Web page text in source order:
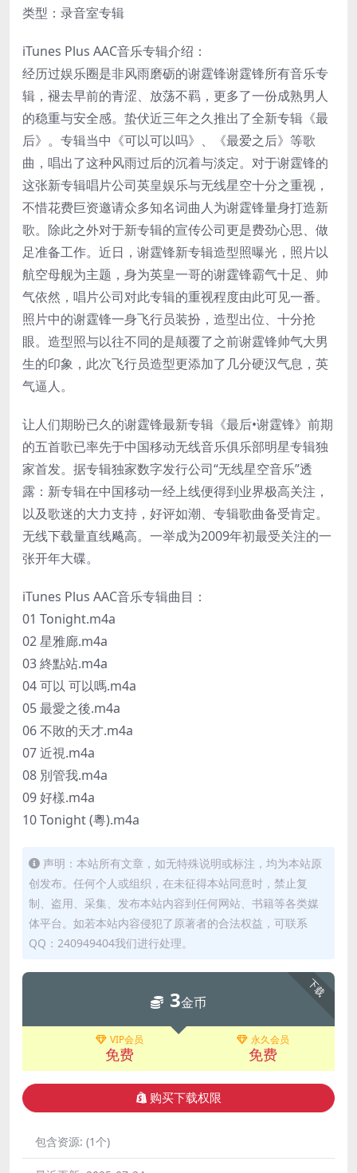
类型：录音室专辑
iTunes Plus AAC音乐专辑介绍：
经历过娱乐圈是非风雨磨砺的谢霆锋谢霆锋所有音乐专
辑，褪去早前的青涩、放荡不羁，更多了一份成熟男人
的稳重与安全感。蛰伏近三年之久推出了全新专辑《最
后》。专辑当中《可以可以吗》、《最爱之后》等歌
曲，唱出了这种风雨过后的沉着与淡定。对于谢霆锋的
这张新专辑唱片公司英皇娱乐与无线星空十分之重视，
不惜花费巨资邀请众多知名词曲人为谢霆锋量身打造新
歌。除此之外对于新专辑的宣传公司更是费劲心思、做
足准备工作。近日，谢霆锋新专辑造型照曝光，照片以
航空母舰为主题，身为英皇一哥的谢霆锋霸气十足、帅
气依然，唱片公司对此专辑的重视程度由此可见一番。
照片中的谢霆锋一身飞行员装扮，造型出位、十分抢
眼。造型照与以往不同的是颠覆了之前谢霆锋帅气大男
生的印象，此次飞行员造型更添加了几分硬汉气息，英
气逼人。
让人们期盼已久的谢霆锋最新专辑《最后•谢霆锋》前期
的五首歌已率先于中国移动无线音乐俱乐部明星专辑独
家首发。据专辑独家数字发行公司“无线星空音乐”透
露：新专辑在中国移动一经上线便得到业界极高关注，
以及歌迷的大力支持，好评如潮、专辑歌曲备受肯定。
无线下载量直线飚高。一举成为2009年初最受关注的一
张开年大碟。
iTunes Plus AAC音乐专辑曲目：
01 Tonight.m4a
02 星雅廊.m4a
03 終點站.m4a
04 可以 可以嗎.m4a
05 最愛之後.m4a
06 不敗的天才.m4a
07 近視.m4a
08 別管我.m4a
09 好樣.m4a
10 Tonight (粵).m4a
声明：本站所有文章，如无特殊说明或标注，均为本站原
创发布。任何个人或组织，在未征得本站同意时，禁止复
制、盗用、采集、发布本站内容到任何网站、书籍等各类媒
体平台。如若本站内容侵犯了原著者的合法权益，可联系
QQ：240949404我们进行处理。
下载
3金币
VIP会员
免费
永久会员
免费
购买下载权限
包含资源: (1个)